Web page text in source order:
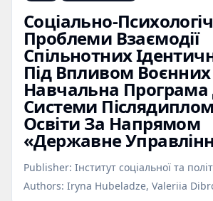
Проблеми Взаємодії
Спільнотних
Під Впливом Воєнних
Навчальна Програма
Системи
Освіти За Напрямом
«Державне
Publisher: Інститут соціальної та
Authors: Iryna Hubeladze, Valeriia